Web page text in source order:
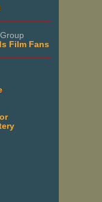
Film Fans